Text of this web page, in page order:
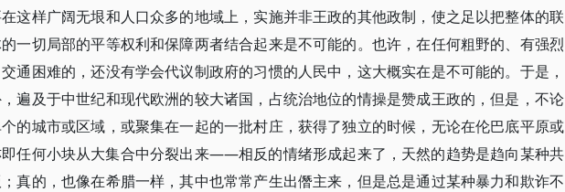
这样广阔无垠和人口众多的地域上，实施并非王政的其他政制，使之足以把整体的联
一切局部的平等权利和保障两者结合起来是不可能的。也许，在任何粗野的、有强烈
通困难的，还没有学会代议制政府的习惯的人民中，这大概实在是不可能的。于是，
遍及于中世纪和现代欧洲的较大诸国，占统治地位的情操是赞成王政的，但是，不论
的城市或区域，或聚集在一起的一批村庄，获得了独立的时候，无论在伦巴底平原或
任何小块从大集合中分裂出来——相反的情绪形成起来了，天然的趋势是趋向某种共
真的，也像在希腊一样，其中也常常产生出僭主来，但是总是通过某种暴力和欺诈不